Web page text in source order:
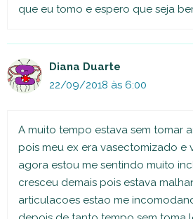
que eu tomo e espero que seja
Diana Duarte
22/09/2018 às 6:00
A muito tempo estava sem tomar
pois meu ex era vasectomizado e
agora estou me sentindo muito
cresceu demais pois estava
articulacoes estao me